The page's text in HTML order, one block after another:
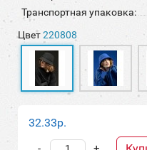
Транспортная упаковка:
Цвет220808
32.33р.